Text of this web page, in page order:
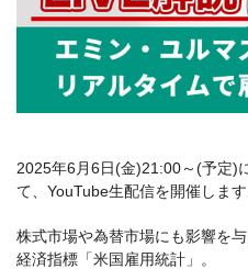
2025年6月6日(金)21:00～(予定)
て、YouTube生配信を開催します
株式市場や為替市場にも影響を
経済指標「米国雇用統計」。